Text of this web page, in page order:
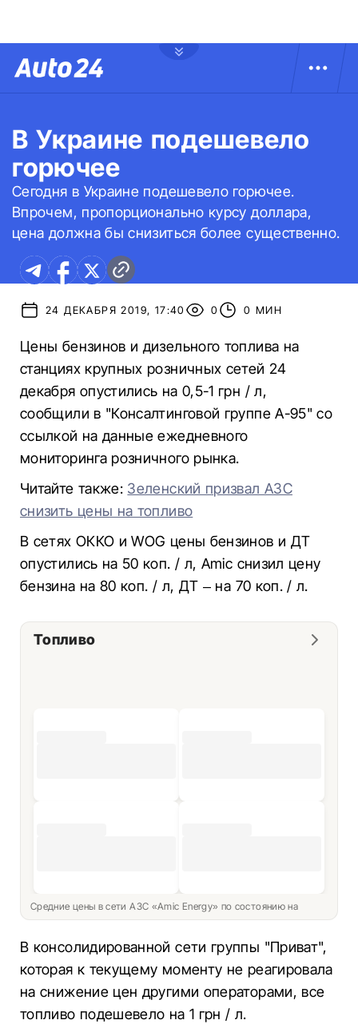
В Украине подешевело
горючее
Сегодня в Украине подешевело горючее.
Впрочем, пропорционально курсу доллара,
цена должна бы снизиться более существенно.
24 ДЕКАБРЯ 2019, 17:40 0 0 МИН
Цены бензинов и дизельного топлива на
станциях крупных розничных сетей 24
декабря опустились на 0,5-1 грн / л,
сообщили в "Консалтинговой группе А-95" со
ссылкой на данные ежедневного
мониторинга розничного рынка.
Читайте также: Зеленский призвал АЗС
снизить цены на топливо
В сетях ОККО и WOG цены бензинов и ДТ
опустились на 50 коп. / л, Amic снизил цену
бензина на 80 коп. / л, ДТ – на 70 коп. / л.
Топливо
Средние цены в сети АЗС «Amic Energy» по состоянию на
В консолидированной сети группы "Приват",
которая к текущему моменту не реагировала
на снижение цен другими операторами, все
топливо подешевело на 1 грн / л.